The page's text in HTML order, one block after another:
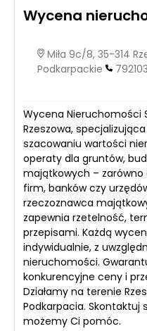
Wycena
Miła 9c/8, 35-314
Podkarpackie
Wycena Nieruchomości
Rzeszowa,
szacowaniu wartości
operaty dla gruntów,
majątkowych – zarówno
firm, banków czy
rzeczoznawca
zapewnia rzetelność,
przepisami. Każdą
indywidualnie, z
nieruchomości.
konkurencyjne ceny i
Działamy na terenie
Podkarpacia. Skontaktuj
możemy Ci pomóc.